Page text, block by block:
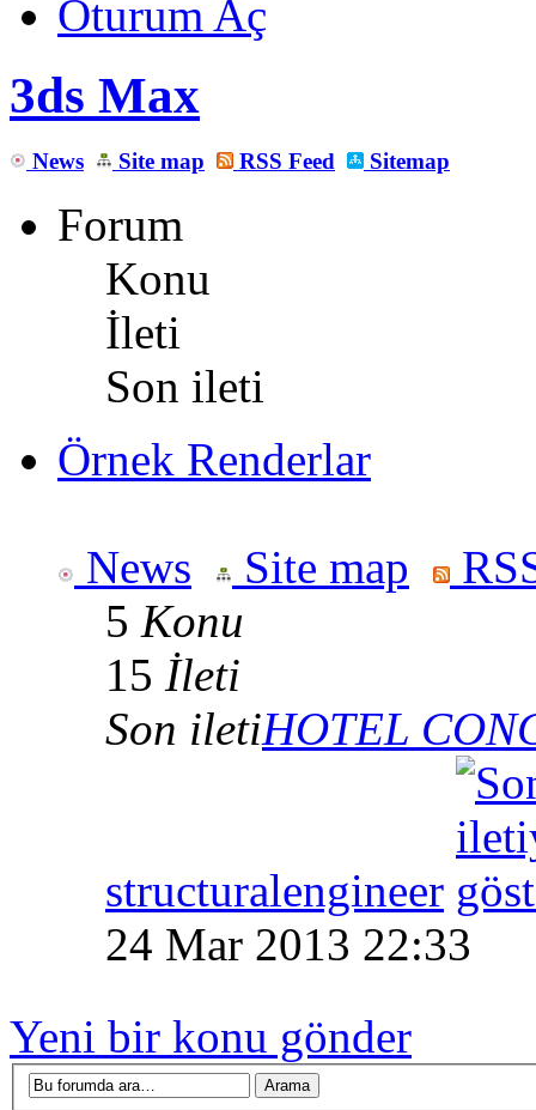
Oturum Aç
3ds Max
News Site map RSS Feed Sitemap
Forum
Konu
İleti
Son ileti
Örnek Renderlar
News Site map
5 Konu
15 İleti
Son iletiHOTEL
structuralengineer
24 Mar 2013 22:33
Yeni bir konu gönder